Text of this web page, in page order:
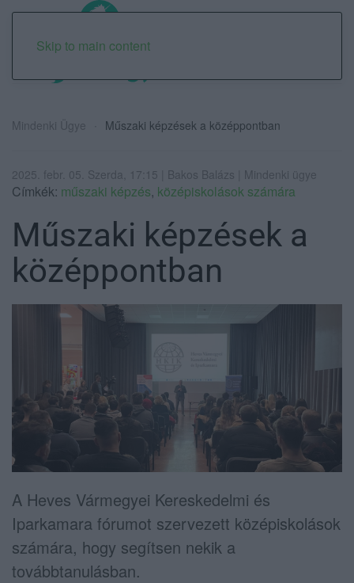
Skip to main content
Mindenki Ügye Műszaki képzések a középpontban
2025. febr. 05. Szerda, 17:15 | Bakos Balázs | Mindenki ügye
Címkék: műszaki képzés, középiskolások számára
Műszaki képzések a
középpontban
A Heves Vármegyei Kereskedelmi és
Iparkamara fórumot szervezett középiskolások
számára, hogy segítsen nekik a
továbbtanulásban.